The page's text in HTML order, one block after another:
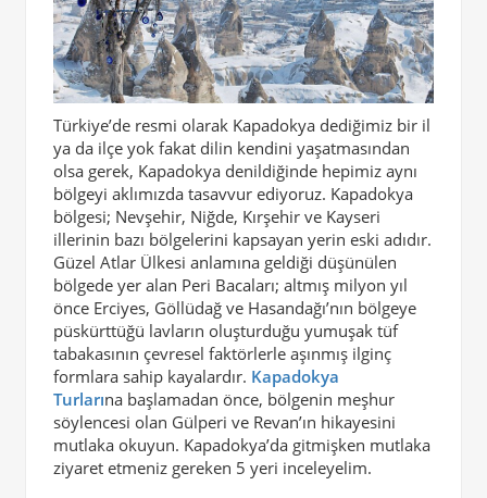
Türkiye’de resmi olarak Kapadokya dediğimiz bir il
ya da ilçe yok fakat dilin kendini yaşatmasından
olsa gerek, Kapadokya denildiğinde hepimiz aynı
bölgeyi aklımızda tasavvur ediyoruz. Kapadokya
bölgesi; Nevşehir, Niğde, Kırşehir ve Kayseri
illerinin bazı bölgelerini kapsayan yerin eski adıdır.
Güzel Atlar Ülkesi anlamına geldiği düşünülen
bölgede yer alan Peri Bacaları; altmış milyon yıl
önce Erciyes, Göllüdağ ve Hasandağı’nın bölgeye
püskürttüğü lavların oluşturduğu yumuşak tüf
tabakasının çevresel faktörlerle aşınmış ilginç
formlara sahip kayalardır. Kapadokya
Turlarına başlamadan önce, bölgenin meşhur
söylencesi olan Gülperi ve Revan’ın hikayesini
mutlaka okuyun. Kapadokya’da gitmişken mutlaka
ziyaret etmeniz gereken 5 yeri inceleyelim.